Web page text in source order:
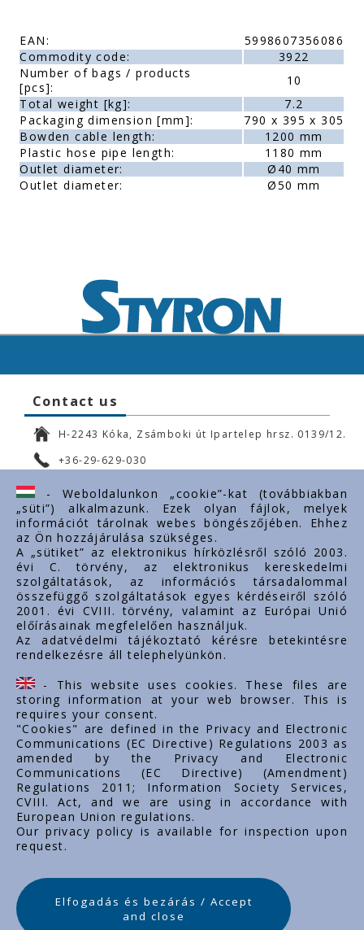
EAN:
5998607356086
Commodity code:
3922
Number of bags / products
[pcs]:
10
Total weight [kg]:
7.2
Packaging dimension [mm]:
790 x 395 x 305
Bowden cable length:
1200 mm
Plastic hose pipe length:
1180 mm
Outlet diameter:
Ø40 mm
Outlet diameter:
Ø50 mm
Contact us
H-2243 Kóka, Zsámboki út Ipartelep hrsz. 0139/12.
+36-29-629-030
ertekesites@styron.hu
export@styron.hu
www.styron.hu
Important links
About us
Documents
Contacts
Career
- Weboldalunkon „cookie”-kat (továbbiakban
„süti”) alkalmazunk. Ezek olyan fájlok, melyek
információt tárolnak webes böngészőjében. Ehhez
az Ön hozzájárulása szükséges.
A „sütiket” az elektronikus hírközlésről szóló 2003.
évi C. törvény, az elektronikus kereskedelmi
szolgáltatások, az információs társadalommal
összefüggő szolgáltatások egyes kérdéseiről szóló
2001. évi CVIII. törvény, valamint az Európai Unió
előírásainak megfelelően használjuk.
Az adatvédelmi tájékoztató kérésre betekintésre
rendelkezésre áll telephelyünkön.
- This website uses cookies. These files are
storing information at your web browser. This is
requires your consent.
"Cookies" are defined in the Privacy and Electronic
Communications (EC Directive) Regulations 2003 as
amended by the Privacy and Electronic
Communications (EC Directive) (Amendment)
Regulations 2011; Information Society Services,
CVIII. Act, and we are using in accordance with
European Union regulations.
Our privacy policy is available for inspection upon
request.
Elfogadás és bezárás / Accept
and close